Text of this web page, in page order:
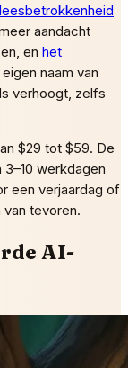
aandacht
en het
naam van
verhoogt, zelfs
$29 tot $59. De
werkdagen
een verjaardag of
tevoren.
AI-